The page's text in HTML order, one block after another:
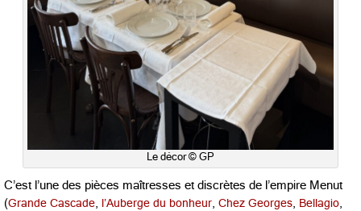
Le décor © GP
C’est l’une des pièces maîtresses et discrètes de l’empire Menut
(Grande Cascade l’Auberge du bonheur Chez Georges Bellagio